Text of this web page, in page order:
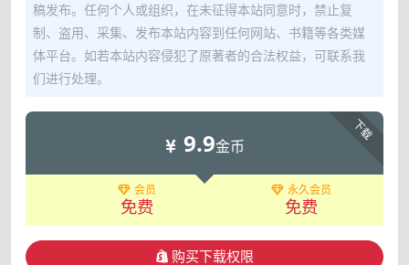
稿发布。任何个人或组织，在未征得本站同意时，禁止复
制、盗用、采集、发布本站内容到任何网站、书籍等各类媒
体平台。如若本站内容侵犯了原著者的合法权益，可联系我
们进行处理。
下载
9.9金币
会员
免费
永久会员
免费
购买下载权限